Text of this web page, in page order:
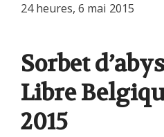
24 heures, 6 mai 2015
Sorbet
Libre
2015